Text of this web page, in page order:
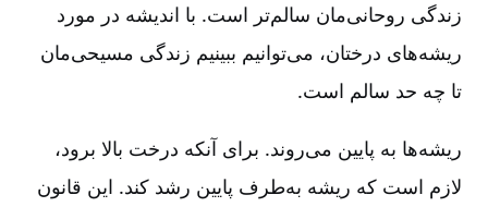
زندگی روحانی‌مان سالم‌تر است. با اندیشه در مورد
ریشه‌های درختان، می‌توانیم ببینیم زندگی مسیحی‌مان
تا چه حد سالم است.
ریشه‌ها به پایین می‌روند. برای آنکه درخت بالا برود،
لازم است که ریشه به‌طرف پایین رشد کند. این قانون